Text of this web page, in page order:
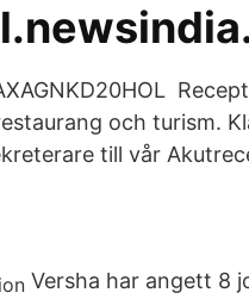
och turism.
till vår
Versha har angett 8